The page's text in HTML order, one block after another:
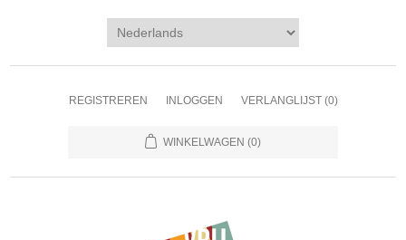
REGISTREREN INLOGGEN VERLANGLIJST (0)
WINKELWAGEN (0)